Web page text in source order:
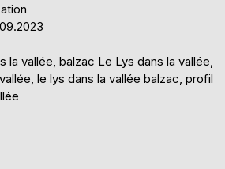
vallée, balzac Le Lys dans la vallée,
le lys dans la vallée balzac, profil